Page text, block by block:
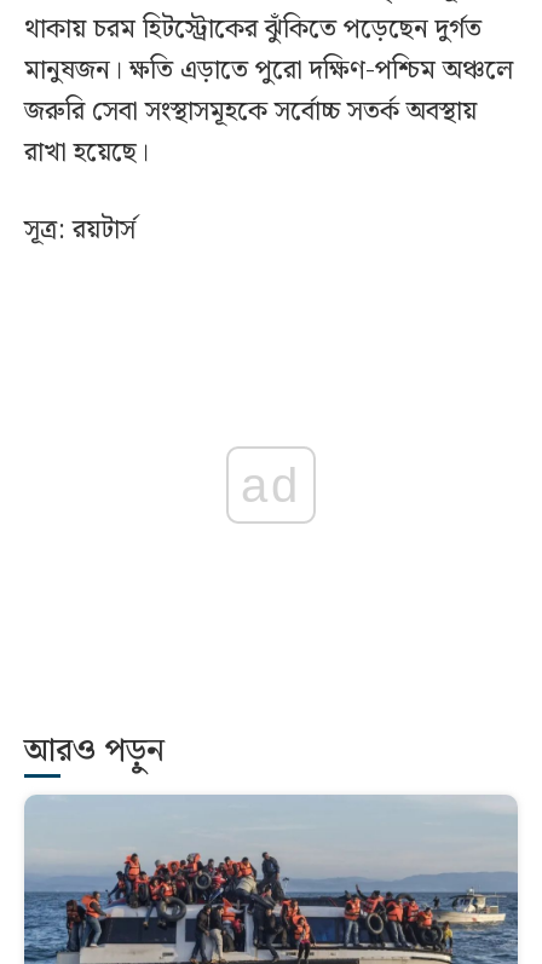
থাকায় চরম হিটস্ট্রোকের ঝুঁকিতে পড়েছেন দুর্গত
মানুষজন। ক্ষতি এড়াতে পুরো দক্ষিণ-পশ্চিম অঞ্চলে
জরুরি সেবা সংস্থাসমূহকে সর্বোচ্চ সতর্ক অবস্থায়
রাখা হয়েছে।
সূত্র: রয়টার্স
ad
আরও পড়ুন